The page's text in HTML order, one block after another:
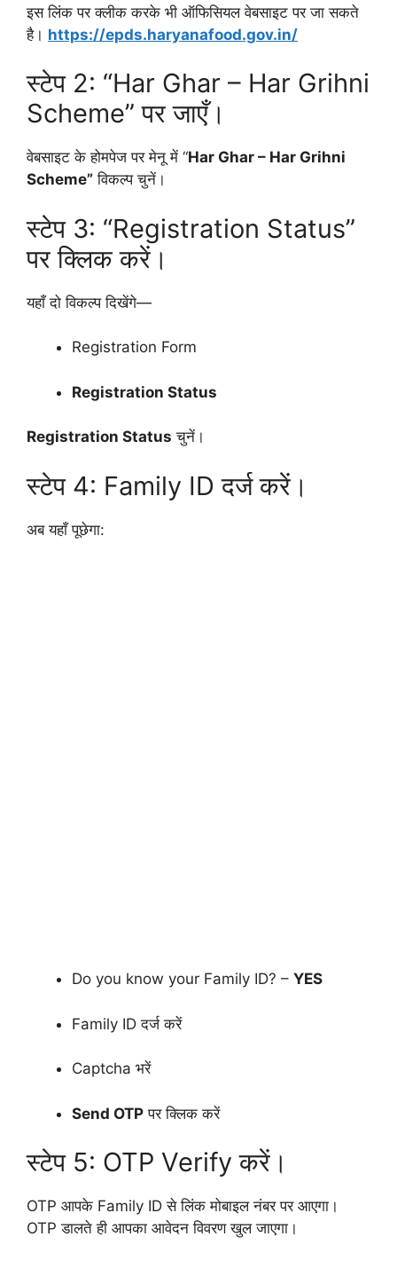
इस लिंक पर क्लीक करके भी ऑफिसियल वेबसाइट पर जा सकते
है। https://epds.haryanafood.gov.in/
स्टेप 2: “Har Ghar – Har Grihni
Scheme” पर जाएँ।
वेबसाइट के होमपेज पर मेनू में “Har Ghar – Har Grihni
Scheme” विकल्प चुनें।
स्टेप 3: “Registration Status”
पर क्लिक करें।
यहाँ दो विकल्प दिखेंगे—
Registration Form
Registration Status
Registration Status चुनें।
स्टेप 4: Family ID दर्ज करें।
अब यहाँ पूछेगा:
Do you know your Family ID? – YES
Family ID दर्ज करें
Captcha भरें
Send OTP पर क्लिक करें
स्टेप 5: OTP Verify करें।
OTP आपके Family ID से लिंक मोबाइल नंबर पर आएगा।
OTP डालते ही आपका आवेदन विवरण खुल जाएगा।